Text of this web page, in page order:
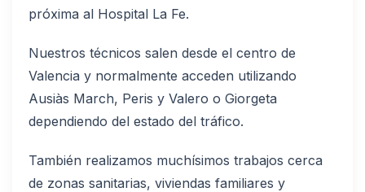
próxima al Hospital La Fe.
Nuestros técnicos salen desde el centro de
Valencia y normalmente acceden utilizando
Ausiàs March, Peris y Valero o Giorgeta
dependiendo del estado del tráfico.
También realizamos muchísimos trabajos cerca
de zonas sanitarias, viviendas familiares y